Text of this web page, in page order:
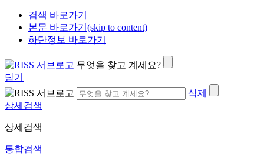
검색 바로가기
본문 바로가기(skip to content)
하단정보 바로가기
무엇을 찾고 계세요?
닫기
삭제
상세검색
상세검색
통합검색